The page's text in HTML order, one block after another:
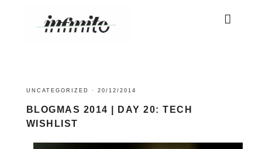
UNCATEGORIZED · 20/12/2014
BLOGMAS 2014 | DAY 20: TECH
WISHLIST